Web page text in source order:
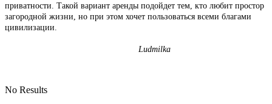
приватности. Такой вариант аренды подойдет тем, кто любит простор
загородной жизни, но при этом хочет пользоваться всеми благами
цивилизации.
Ludmilka
No Results